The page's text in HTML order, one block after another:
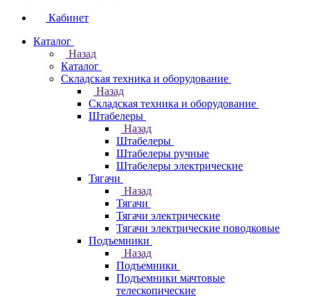
Кабинет
Каталог
Назад
Каталог
Складская техника и оборудование
Назад
Складская техника и оборудование
Штабелеры
Назад
Штабелеры
Штабелеры ручные
Штабелеры электрические
Тягачи
Назад
Тягачи
Тягачи электрические
Тягачи электрические поводковые
Подъемники
Назад
Подъемники
Подъемники мачтовые
телескопические